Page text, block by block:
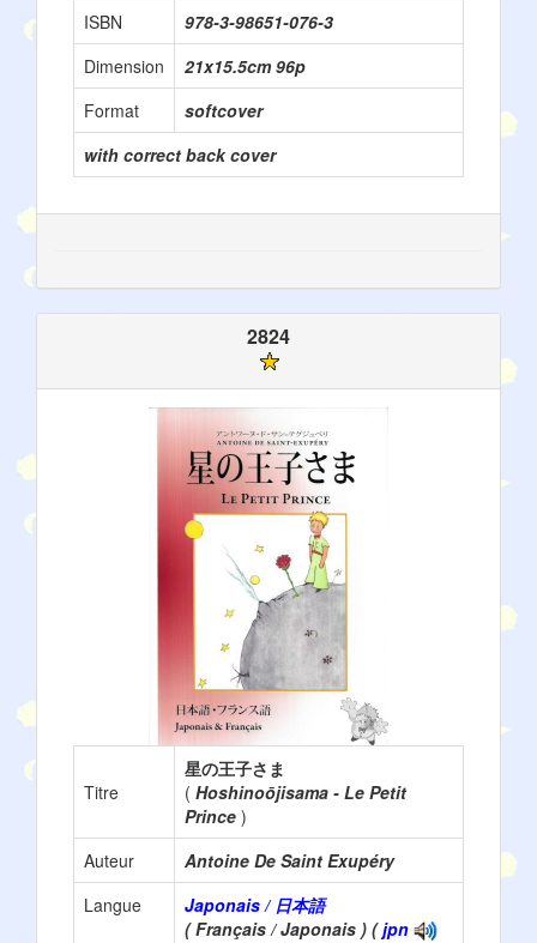
ISBN
978-3-98651-076-3
Dimension
21x15.5cm 96p
Format
softcover
with correct back cover
2824
Titre
星の王子さま
( Hoshinoōjisama - Le Petit
Prince )
Auteur
Antoine De Saint Exupéry
Langue
Japonais / 日本語
( Français / Japonais ) (jpn